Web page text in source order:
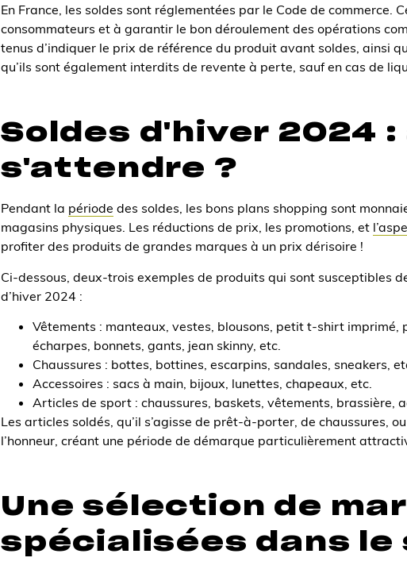
En France, les soldes sont réglementées par le Code de commerce.
consommateurs et à garantir le bon déroulement des opérations
tenus d’indiquer le prix de référence du produit avant soldes, ainsi
qu’ils sont également interdits de revente à perte, sauf en cas de
Soldes d'hiver 2024 :
s'attendre ?
Pendant la période des soldes, les bons plans shopping sont
magasins physiques. Les réductions de prix, les promotions, et
profiter des produits de grandes marques à un prix dérisoire !
Ci-dessous, deux-trois exemples de produits qui sont susceptibles
d’hiver 2024 :
Vêtements : manteaux, vestes, blousons, petit t-shirt imprimé,
écharpes, bonnets, gants, jean skinny, etc.
Chaussures : bottes, bottines, escarpins, sandales, sneakers,
Accessoires : sacs à main, bijoux, lunettes, chapeaux, etc.
Articles de sport : chaussures, baskets, vêtements, brassière,
Les articles soldés, qu’il s’agisse de prêt-à-porter, de chaussures,
l’honneur, créant une période de démarque particulièrement
Une sélection de
spécialisées dans le